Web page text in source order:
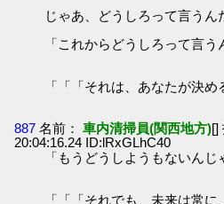
じゃあ、どうしろって言うん
「これからどうしろって言う
「「「それは、あなたが決め
887 名前： 車内清掃員(関西地方)[]
20:04:16.24 ID:lRxGLhC40
「もうどうしようもないんじ
「「「それでも、未来は常に